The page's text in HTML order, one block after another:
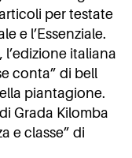
per testate
e l’Essenziale.
italiana
conta” di bell
piantagione.
Grada Kilomba
e classe” di